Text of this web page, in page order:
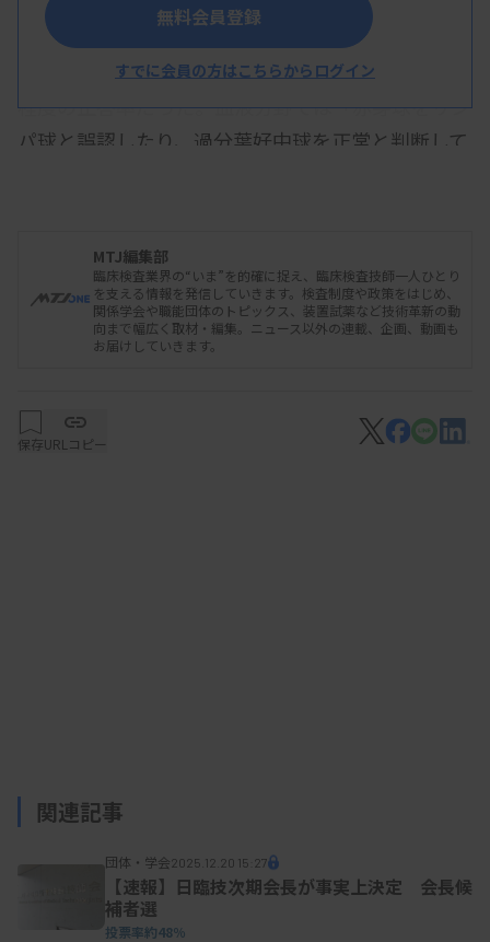
100％だったが、2023年度はいずれも50％程度と差
があった。血液、一般では50％以下、生理も60％
程度の正答率だった。血液分野では「赤芽球をリン
パ球と誤認したり、過分葉好中球を正常と判断して
結果について松村氏は、生成AIはテキスト中心に学
習されており、顕微鏡画像や心電図のような視覚的
情報を直接認識することが難しいことが背景にある
一方で生成AIは補助業務、特に文書作成などに活用
無料会員登録
すでに会員の方はこちらからログイン
MTJ編集部
臨床検査業界の“いま”を的確に捉え、臨床検査技師一人ひとり
を支える情報を発信していきます。検査制度や政策をはじめ、
関係学会や職能団体のトピックス、装置試薬など技術革新の動
向まで幅広く取材・編集。ニュース以外の連載、企画、動画も
お届けしていきます。
保存URLコピー
関連記事
団体・学会2025.12.20 15:27
【速報】日臨技次期会長が事実上決定 会長候
補者選
投票率約48％